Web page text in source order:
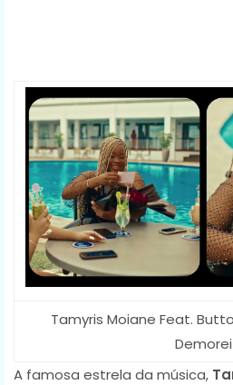
Tamyris Moiane Feat.
Demorei
A famosa estrela da música,